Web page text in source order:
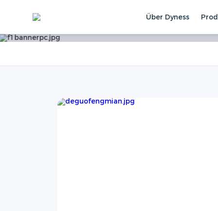
Über Dyness